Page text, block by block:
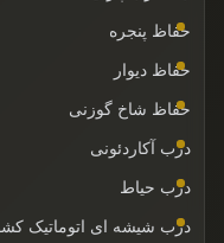
حفاظ پنجره
حفاظ دیوار
حفاظ شاخ گوزنی
درب آکاردئونی
درب حیاط
درب شیشه ای اتوماتیک